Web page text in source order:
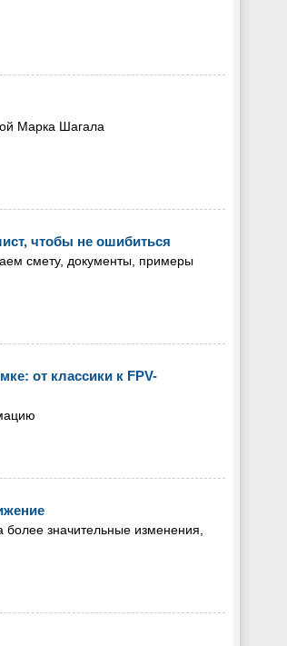
Марка Шагала
чтобы не ошибиться
смету, документы, примеры
от классики к FPV-
значительные изменения,